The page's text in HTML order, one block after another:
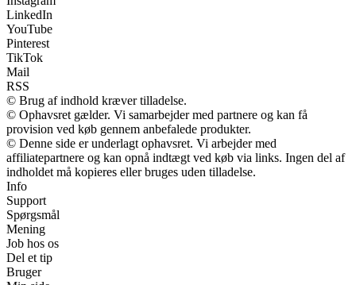
LinkedIn
YouTube
Pinterest
TikTok
Mail
RSS
© Brug af indhold kræver tilladelse.
© Ophavsret gælder. Vi samarbejder med partnere og kan få
provision ved køb gennem anbefalede produkter.
© Denne side er underlagt ophavsret. Vi arbejder med
affiliatepartnere og kan opnå indtægt ved køb via links. Ingen del af
indholdet må kopieres eller bruges uden tilladelse.
Info
Support
Spørgsmål
Mening
Job hos os
Del et tip
Bruger